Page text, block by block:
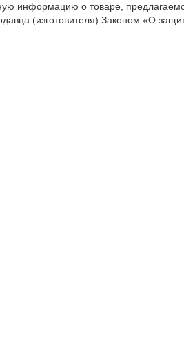
информацию о товаре,
(изготовителя) Законом «О